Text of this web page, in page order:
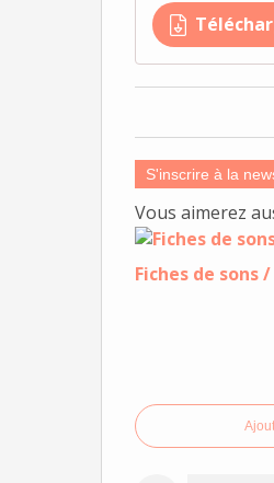
S'inscrire à la
Vous aimerez
Fiches de sons /